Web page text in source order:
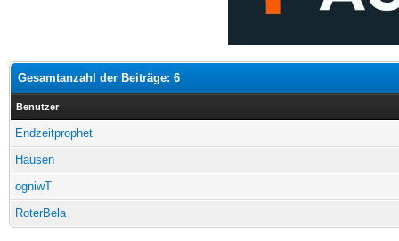
Gesamtanzahl der Beiträge: 6
Benutzer
Endzeitprophet
Hausen
ogniwT
RoterBela